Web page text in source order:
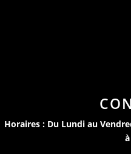
Horaires : Du Lundi au